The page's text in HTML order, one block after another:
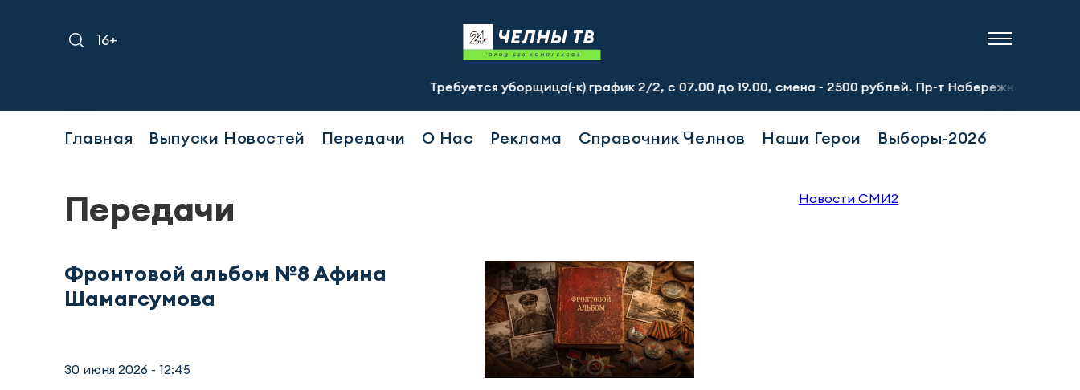
16+
Требуется уборщица(-к) график 2/2, с 07.00 до 19.00, смена - 2500 рублей. Пр-т Набережночелнинский, 13а.
Главная Выпуски Новостей Передачи О Нас Реклама Справочник Челнов Наши Герои Выборы-2026
Передачи
Фронтовой альбом №8 Афина
Шамагсумова
30 июня 2026 - 12:45
Новости СМИ2